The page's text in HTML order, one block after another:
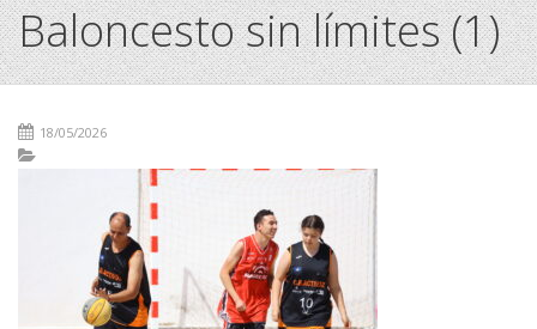
Baloncesto sin límites (1)
18/05/2026